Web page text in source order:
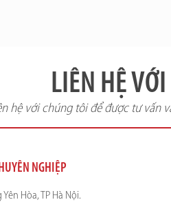
LIÊN HỆ
hệ với chúng tôi để được tư vấn
NGHIỆP
Hòa, TP Hà Nội.